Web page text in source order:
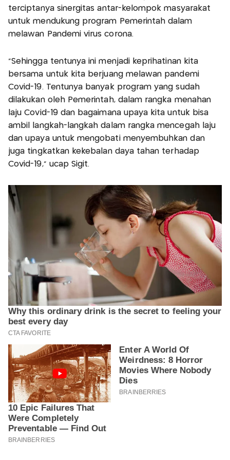
terciptanya sinergitas antar-kelompok masyarakat
untuk mendukung program Pemerintah dalam
melawan Pandemi virus corona.
"Sehingga tentunya ini menjadi keprihatinan kita
bersama untuk kita berjuang melawan pandemi
Covid-19. Tentunya banyak program yang sudah
dilakukan oleh Pemerintah, dalam rangka menahan
laju Covid-19 dan bagaimana upaya kita untuk bisa
ambil langkah-langkah dalam rangka mencegah laju
dan upaya untuk mengobati menyembuhkan dan
juga tingkatkan kekebalan daya tahan terhadap
Covid-19," ucap Sigit.